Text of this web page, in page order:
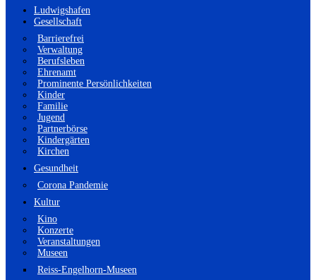
Ludwigshafen
Gesellschaft
Barrierefrei
Verwaltung
Berufsleben
Ehrenamt
Prominente Persönlichkeiten
Kinder
Familie
Jugend
Partnerbörse
Kindergärten
Kirchen
Gesundheit
Corona Pandemie
Kultur
Kino
Konzerte
Veranstaltungen
Museen
Reiss-Engelhorn-Museen